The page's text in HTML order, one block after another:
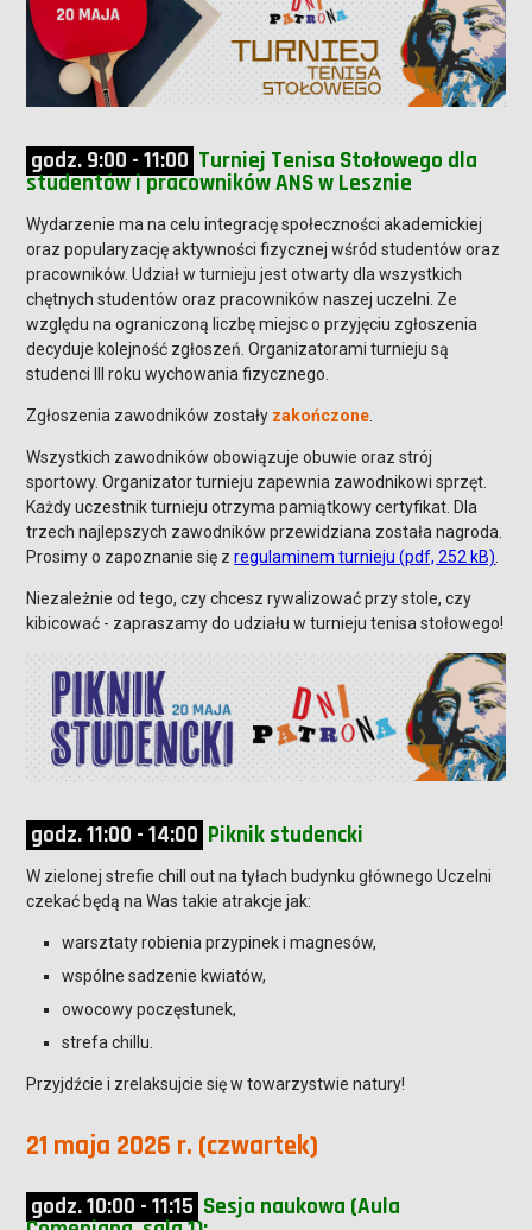
godz. 9:00 - 11:00 Turniej Tenisa Stołowego dla
studentów i pracowników ANS w Lesznie
Wydarzenie ma na celu integrację społeczności akademickiej
oraz popularyzację aktywności fizycznej wśród studentów oraz
pracowników. Udział w turnieju jest otwarty dla wszystkich
chętnych studentów oraz pracowników naszej uczelni. Ze
względu na ograniczoną liczbę miejsc o przyjęciu zgłoszenia
decyduje kolejność zgłoszeń. Organizatorami turnieju są
studenci III roku wychowania fizycznego.
Zgłoszenia zawodników zostały zakończone
Wszystkich zawodników obowiązuje obuwie oraz strój
sportowy. Organizator turnieju zapewnia zawodnikowi sprzęt.
Każdy uczestnik turnieju otrzyma pamiątkowy certyfikat. Dla
trzech najlepszych zawodników przewidziana została nagroda.
Prosimy o zapoznanie się zregulaminem turnieju (pdf, 252 kB)
Niezależnie od tego, czy chcesz rywalizować przy stole, czy
kibicować - zapraszamy do udziału w turnieju tenisa stołowego!
godz. 11:00 - 14:00 Piknik studencki
W zielonej strefie chill out na tyłach budynku głównego Uczelni
czekać będą na Was takie atrakcje jak:
warsztaty robienia przypinek i magnesów,
wspólne sadzenie kwiatów,
owocowy poczęstunek,
strefa chillu.
Przyjdźcie i zrelaksujcie się w towarzystwie natury!
21 maja 2026 r. (czwartek)
godz. 10:00 - 11:15 Sesja naukowa (Aula